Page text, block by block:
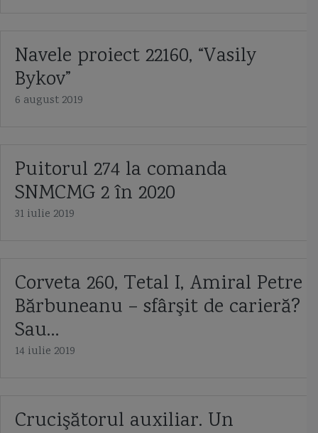
Navele proiect 22160, “Vasily
Bykov”
6 august 2019
Puitorul 274 la comanda
SNMCMG 2 în 2020
31 iulie 2019
Corveta 260, Tetal I, Amiral Petre
Bărbuneanu – sfârşit de carieră?
Sau…
14 iulie 2019
Crucişătorul auxiliar. Un